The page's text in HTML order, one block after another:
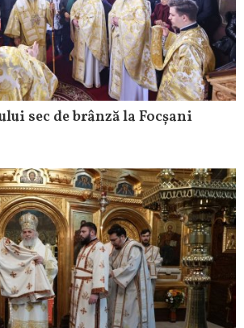
sec de brânză la Focșani